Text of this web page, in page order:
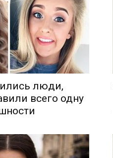
люди,
всего одну